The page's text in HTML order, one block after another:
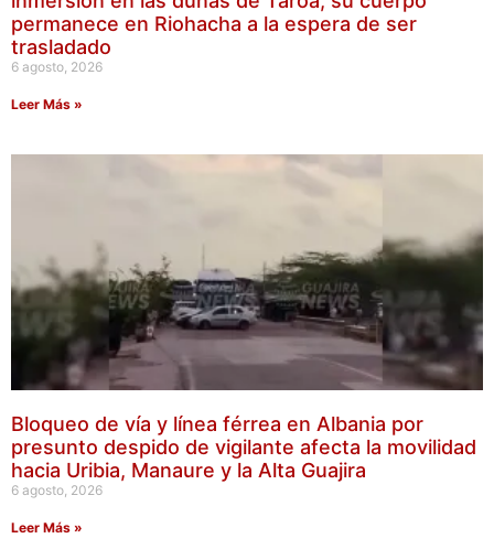
permanece en Riohacha a la espera de ser
trasladado
6 agosto, 2026
Leer Más »
Bloqueo de vía y línea férrea en Albania por
presunto despido de vigilante afecta la movilidad
hacia Uribia, Manaure y la Alta Guajira
6 agosto, 2026
Leer Más »